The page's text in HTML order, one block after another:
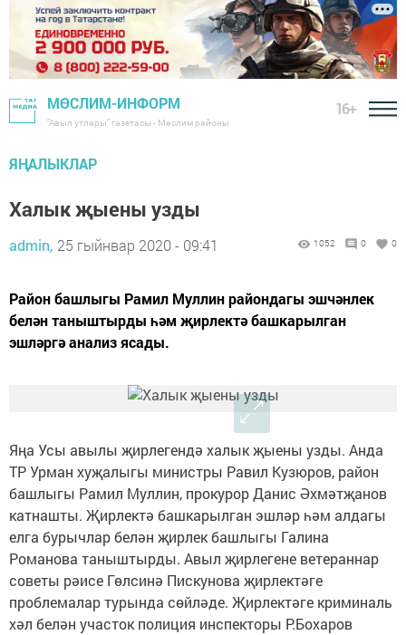
МӨСЛИМ-ИНФОРМ
"Авыл утлары" газетасы - Мөслим районы
16+
ЯҢАЛЫКЛАР
Халык җыены узды
admin, 25 гыйнвар 2020 - 09:41 1052 0 0
Район башлыгы Рамил Муллин райондагы эшчәнлек
белән таныштырды һәм җирлектә башкарылган
эшләргә анализ ясады.
Яңа Усы авылы җирлегендә халык җыены узды. Анда
ТР Урман хуҗалыгы министры Равил Кузюров, район
башлыгы Рамил Муллин, прокурор Данис Әхмәтҗанов
катнашты. Җирлектә башкарылган эшләр һәм алдагы
елга бурычлар белән җирлек башлыгы Галина
Романова таныштырды. Авыл җирлегене ветераннар
советы рәисе Гөлсинә Пискунова җирлектәге
проблемалар турында сөйләде. Җирлектәге криминаль
хәл белән участок полиция инспекторы Р.Бохаров